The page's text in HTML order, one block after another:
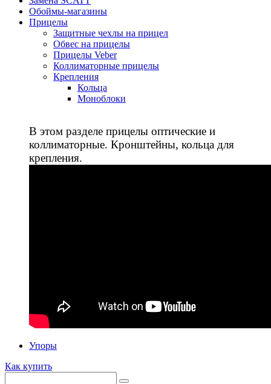
Обоймы-магазины
Прицелы
Защитные чехлы на прицел
Обвес на прицелы
Прицелы Veber
Коллиматорные прицелы
Крепления
Кольца
Моноблоки
В этом разделе прицелы оптические и
коллиматорные. Кронштейны, кольца для
крепления.
Упоры
Как купить